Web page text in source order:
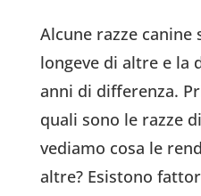
Alcune razze
longeve di altre e la
anni di differenza.
quali sono le razze
vediamo cosa le
altre? Esistono